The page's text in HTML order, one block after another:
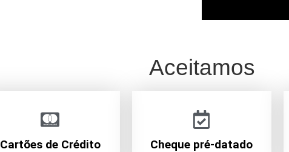
Aceitamos
Cartões de Crédito Cheque pré-datado